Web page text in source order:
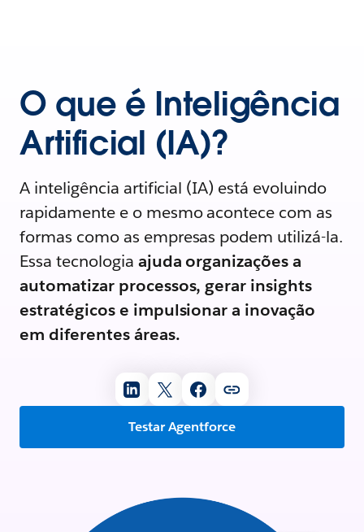
O que é Inteligência
Artificial (IA)?
A inteligência artificial (IA) está evoluindo
rapidamente e o mesmo acontece com as
formas como as empresas podem utilizá-la.
Essa tecnologia ajuda organizações a
automatizar processos, gerar insights
estratégicos e impulsionar a inovação
em diferentes áreas.
Testar Agentforce